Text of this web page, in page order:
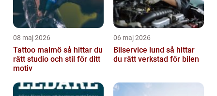
08 maj 2026
Tattoo malmö så hittar du
rätt studio och stil för ditt
motiv
06 maj 2026
Bilservice lund så hittar
du rätt verkstad för bilen